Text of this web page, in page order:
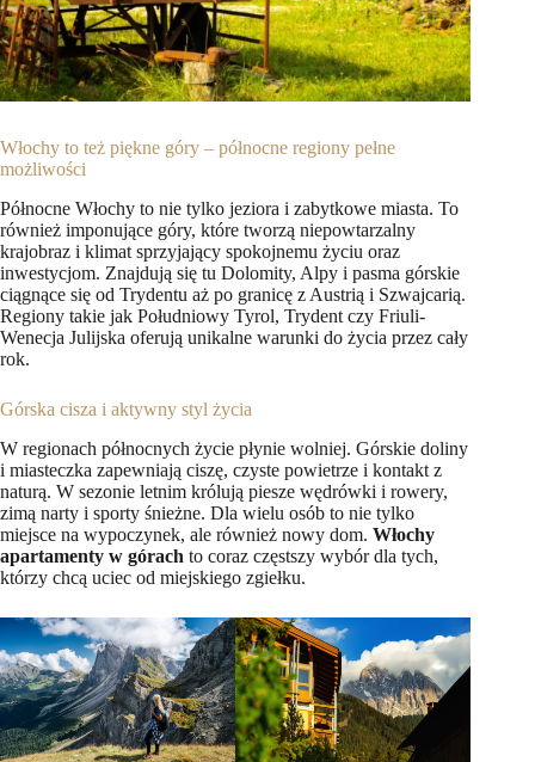
Włochy to też piękne góry – północne regiony pełne
możliwości
Północne Włochy to nie tylko jeziora i zabytkowe miasta. To
również imponujące góry, które tworzą niepowtarzalny
krajobraz i klimat sprzyjający spokojnemu życiu oraz
inwestycjom. Znajdują się tu Dolomity, Alpy i pasma górskie
ciągnące się od Trydentu aż po granicę z Austrią i Szwajcarią.
Regiony takie jak Południowy Tyrol, Trydent czy Friuli-
Wenecja Julijska oferują unikalne warunki do życia przez cały
rok.
Górska cisza i aktywny styl życia
W regionach północnych życie płynie wolniej. Górskie doliny
i miasteczka zapewniają ciszę, czyste powietrze i kontakt z
naturą. W sezonie letnim królują piesze wędrówki i rowery,
zimą narty i sporty śnieżne. Dla wielu osób to nie tylko
miejsce na wypoczynek, ale również nowy dom. Włochy
apartamenty w górach to coraz częstszy wybór dla tych,
którzy chcą uciec od miejskiego zgiełku.